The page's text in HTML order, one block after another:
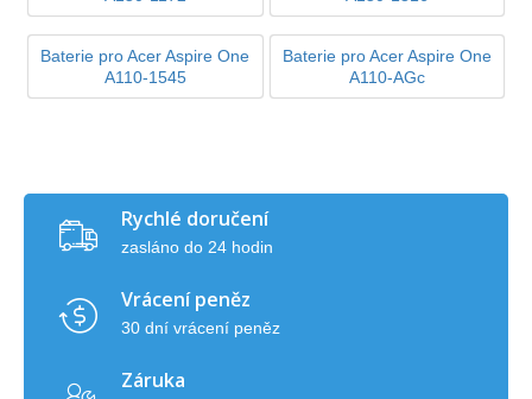
Baterie pro Acer Aspire One
A110-1545
Baterie pro Acer Aspire One
A110-AGc
Rychlé doručení
zasláno do 24 hodin
Vrácení peněz
30 dní vrácení peněz
Záruka